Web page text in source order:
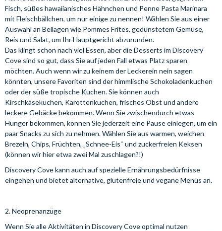
Fisch, süßes hawaiianisches Hähnchen und Penne Pasta Marinara
mit Fleischbällchen, um nur einige zu nennen! Wählen Sie aus einer
Auswahl an Beilagen wie Pommes Frites, gedünstetem Gemüse,
Reis und Salat, um Ihr Hauptgericht abzurunden.
Das klingt schon nach viel Essen, aber die Desserts im Discovery
Cove sind so gut, dass Sie auf jeden Fall etwas Platz sparen
möchten. Auch wenn wir zu keinem der Leckerein nein sagen
könnten, unsere Favoriten sind der himmlische Schokoladenkuchen
oder der süße tropische Kuchen. Sie können auch
Kirschkäsekuchen, Karottenkuchen, frisches Obst und andere
leckere Gebäcke bekommen. Wenn Sie zwischendurch etwas
Hunger bekommen, können Sie jederzeit eine Pause einlegen, um ein
paar Snacks zu sich zu nehmen. Wählen Sie aus warmen, weichen
Brezeln, Chips, Früchten, „Schnee-Eis“ und zuckerfreien Keksen
(können wir hier etwa zwei Mal zuschlagen?!)
Discovery Cove kann auch auf spezielle Ernährungsbedürfnisse
eingehen und bietet alternative, glutenfreie und vegane Menüs an.
2. Neoprenanzüge
Wenn Sie alle Aktivitäten in Discovery Cove optimal nutzen